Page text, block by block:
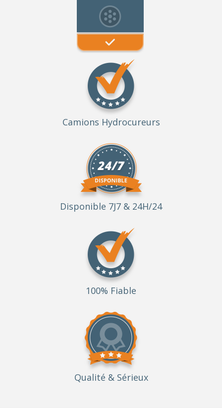
Camions Hydrocureurs
Disponible 7J7 & 24H/24
100% Fiable
Qualité & Sérieux